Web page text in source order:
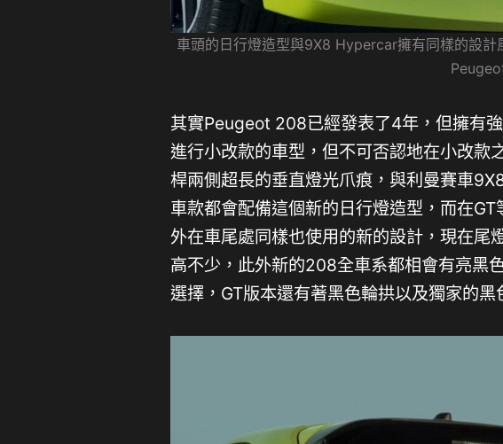
車頭的日行燈造型與9X8 Hypercar擁有同樣的設計
其實Peugeot 208已經發表了4年，但擁有
進行小改款的車型，但不可否認地在小改款
桿兩側超長的垂直燈光爪痕，與利曼賽車
車款都會配備這個新的日行燈造型，而在
外在車尾處同樣也使用的新的設計，現在尾
高不少，此外新的208全車系都相會有亮黑
選擇，GT版本還有著黑色輪拱以及獨家的黑